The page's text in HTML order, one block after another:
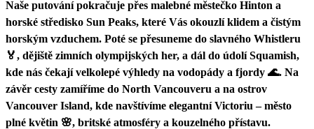
Naše putování pokračuje přes malebné městečko Hinton a
horské středisko Sun Peaks, které Vás okouzlí klidem a čistým
horským vzduchem. Poté se přesuneme do slavného Whistleru
🏅, dějiště zimních olympijských her, a dál do údolí Squamish,
kde nás čekají velkolepé výhledy na vodopády a fjordy 🌊. Na
závěr cesty zamíříme do North Vancouveru a na ostrov
Vancouver Island, kde navštívíme elegantní Victoriu – město
plné květin 🌸, britské atmosféry a kouzelného přístavu.